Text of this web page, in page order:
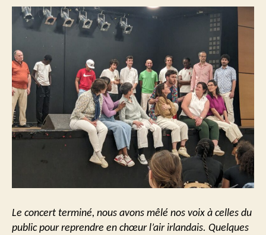
Le concert terminé, nous avons mêlé nos voix à celles du
public pour reprendre en chœur l’air irlandais. Quelques